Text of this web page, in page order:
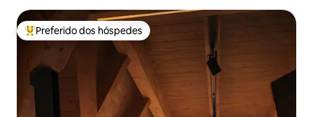
Entre os melhores preferidos dos hóspedes
Preferido dos hóspedes